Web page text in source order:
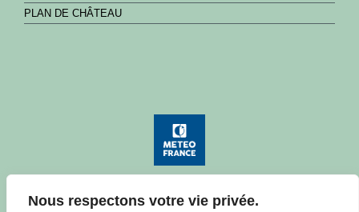
Nous respectons votre vie privée.
PLAN DE CHÂTEAU